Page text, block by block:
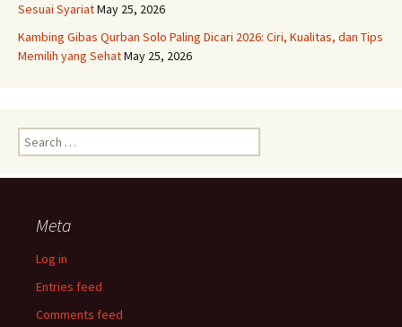
Sesuai SyariatMay 25, 2026
Kambing Gibas Qurban Solo Paling Dicari 2026: Ciri, Kualitas, dan Tips
Memilih yang SehatMay 25, 2026
Search
for:
Meta
Log in
Entries feed
Comments feed